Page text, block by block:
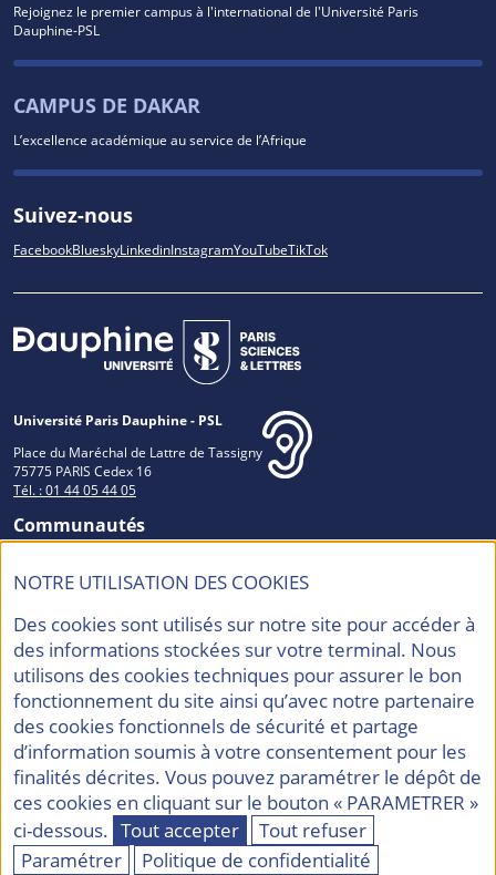
NOTRE UTILISATION DES COOKIES
Des cookies sont utilisés sur notre site pour accéder à
des informations stockées sur votre terminal. Nous
utilisons des cookies techniques pour assurer le bon
fonctionnement du site ainsi qu’avec notre partenaire
des cookies fonctionnels de sécurité et partage
d’information soumis à votre consentement pour les
finalités décrites. Vous pouvez paramétrer le dépôt de
ces cookies en cliquant sur le bouton « PARAMETRER »
ci-dessous. Tout accepter
Tout refuser
Paramétrer
Politique de confidentialité
Rejoignez le premier campus à l'international de l'Université Paris
Dauphine-PSL
CAMPUS DE DAKAR
L’excellence académique au service de l’Afrique
Suivez-nous
FacebookBlueskyLinkedinInstagramYouTubeTikTok
Université Paris Dauphine - PSL
Place du Maréchal de Lattre de Tassigny
75775 PARIS Cedex 16
Tél. : 01 44 05 44 05
Communautés
Accréditations et Labels
Contacts
Mentions légales
Politique de confidentialité
Accessibilité
Plan du site
Eco-conception
Gestion des cookies